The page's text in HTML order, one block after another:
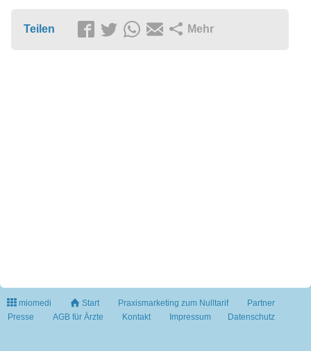
Teilen Mehr
miomedi Start Praxismarketing zum Nulltarif
Partner
Presse
AGB für Ärzte Kontakt Impressum Datenschutz